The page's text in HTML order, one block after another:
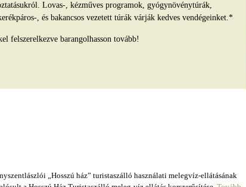
Lovas-, kézműves programok, gyógynövénytúrák,
, és bakancsos vezetett túrák várják kedves vendégeinket.*
felszerelkezve barangolhasson tovább!
„Hosszú ház” turistaszálló használati melegvíz-ellátásának